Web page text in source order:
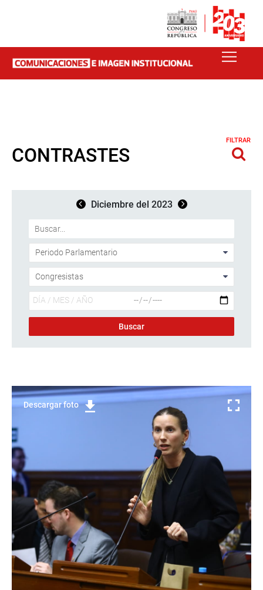
CONTRASTES
FILTRAR
Diciembre del 2023
Descargar foto